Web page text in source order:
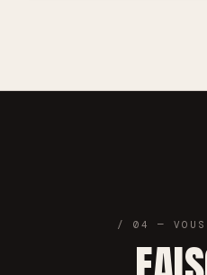
/ 04 — VOUS